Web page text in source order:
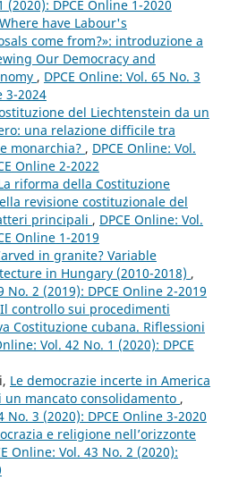
(2020): DPCE Online 1-2020
have Labour's
come from?»: introduzione a
Our Democracy and
, DPCE Online: Vol. 65 No. 3
3-2024
del Liechtenstein da un
una relazione difficile tra
monarchia? , DPCE Online: Vol.
Online 2-2022
riforma della Costituzione
revisione costituzionale del
principali , DPCE Online: Vol.
Online 1-2019
in granite? Variable
in Hungary (2010-2018) ,
No. 2 (2019): DPCE Online 2-2019
Il controllo sui procedimenti
Costituzione cubana. Riflessioni
Vol. 42 No. 1 (2020): DPCE
Le democrazie incerte in America
un mancato consolidamento ,
No. 3 (2020): DPCE Online 3-2020
e religione nell’orizzonte
Online: Vol. 43 No. 2 (2020):